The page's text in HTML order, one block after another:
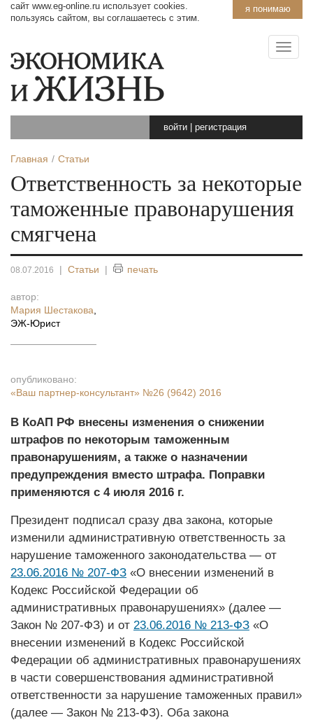
я понимаю
сайт www.eg-online.ru использует cookies.
пользуясь сайтом, вы соглашаетесь с этим.
войти регистрация
Главная Статьи
Ответственность за некоторые
таможенные правонарушения
смягчена
08.07.2016 | Статьи | печать
автор:
Мария Шестакова
ЭЖ-Юрист
опубликовано:
«Ваш партнер-консультант» №26 (9642) 2016
В КоАП РФ внесены изменения о снижении
штрафов по некоторым таможенным
правонарушениям, а также о назначении
предупреждения вместо штрафа. Поправки
применяются с 4 июля 2016 г.
Президент подписал сразу два закона, которые
изменили административную ответственность за
нарушение таможенного законодательства — от
23.06.2016 № 207-ФЗ «О внесении изменений в
Кодекс Российской Федерации об
административных правонарушениях» (далее —
Закон № 207-ФЗ) и от 23.06.2016 № 213-ФЗ «О
внесении изменений в Кодекс Российской
Федерации об административных правонарушениях
в части совершенствования административной
ответственности за нарушение таможенных правил»
(далее — Закон № 213-ФЗ). Оба закона